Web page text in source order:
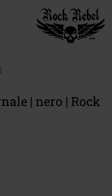
| nero | Rock